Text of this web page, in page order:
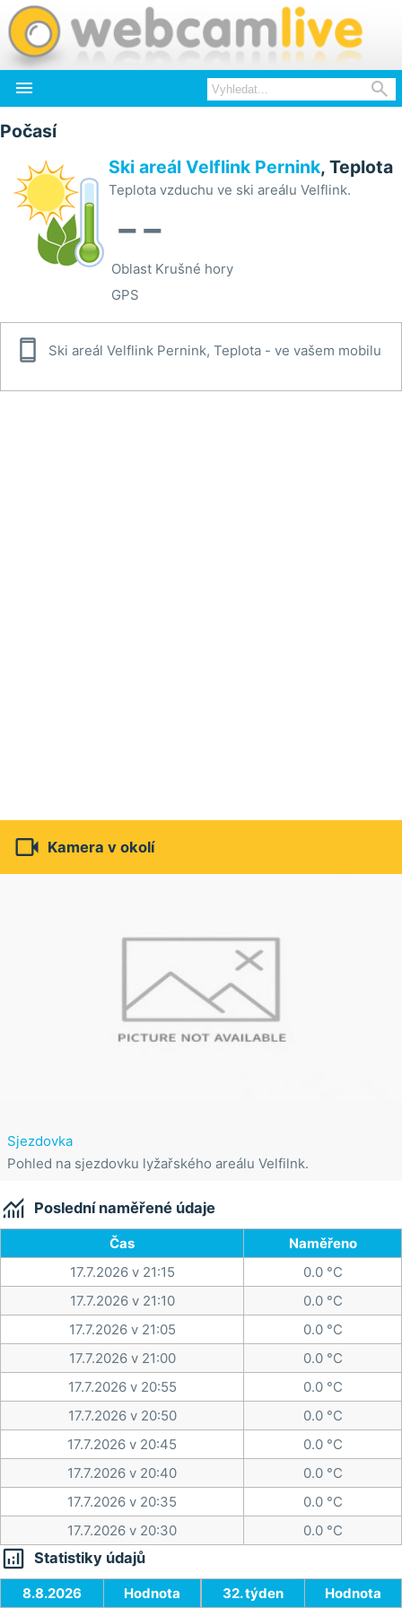
 
Počasí
Ski areál Velflink Pernink, Teplota
Teplota vzduchu ve ski areálu Velflink.
--
Oblast Krušné hory
GPS
 Ski areál Velflink Pernink, Teplota - ve vašem mobilu
 Kamera v okolí
Sjezdovka
Pohled na sjezdovku lyžařského areálu Velfilnk.
 Poslední naměřené údaje
Čas
Naměřeno
17.7.2026 v 21:15
0.0 °C
17.7.2026 v 21:10
0.0 °C
17.7.2026 v 21:05
0.0 °C
17.7.2026 v 21:00
0.0 °C
17.7.2026 v 20:55
0.0 °C
17.7.2026 v 20:50
0.0 °C
17.7.2026 v 20:45
0.0 °C
17.7.2026 v 20:40
0.0 °C
17.7.2026 v 20:35
0.0 °C
17.7.2026 v 20:30
0.0 °C
 Statistiky údajů
8.8.2026 Hodnota 32. týden Hodnota